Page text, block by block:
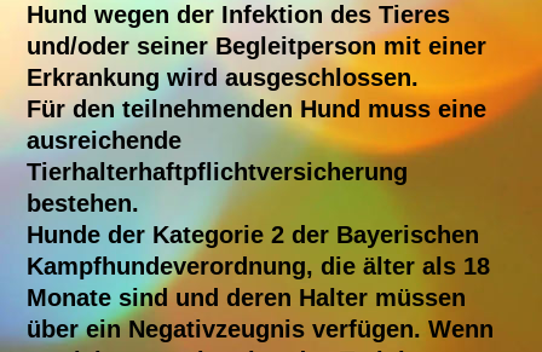
Hund wegen der Infektion des Tieres
und/oder seiner Begleitperson mit einer
Erkrankung wird ausgeschlossen.
Für den teilnehmenden Hund muss eine
ausreichende
Tierhalterhaftpflichtversicherung
bestehen.
Hunde der Kategorie 2 der Bayerischen
Kampfhundeverordnung, die älter als 18
Monate sind und deren Halter müssen
über ein Negativzeugnis verfügen. Wenn